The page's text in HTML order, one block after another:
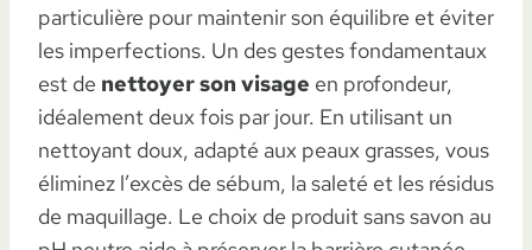
particulière pour maintenir son équilibre et éviter
les imperfections. Un des gestes fondamentaux
est de nettoyer son visage en profondeur,
idéalement deux fois par jour. En utilisant un
nettoyant doux, adapté aux peaux grasses, vous
éliminez l’excès de sébum, la saleté et les résidus
de maquillage. Le choix de produit sans savon au